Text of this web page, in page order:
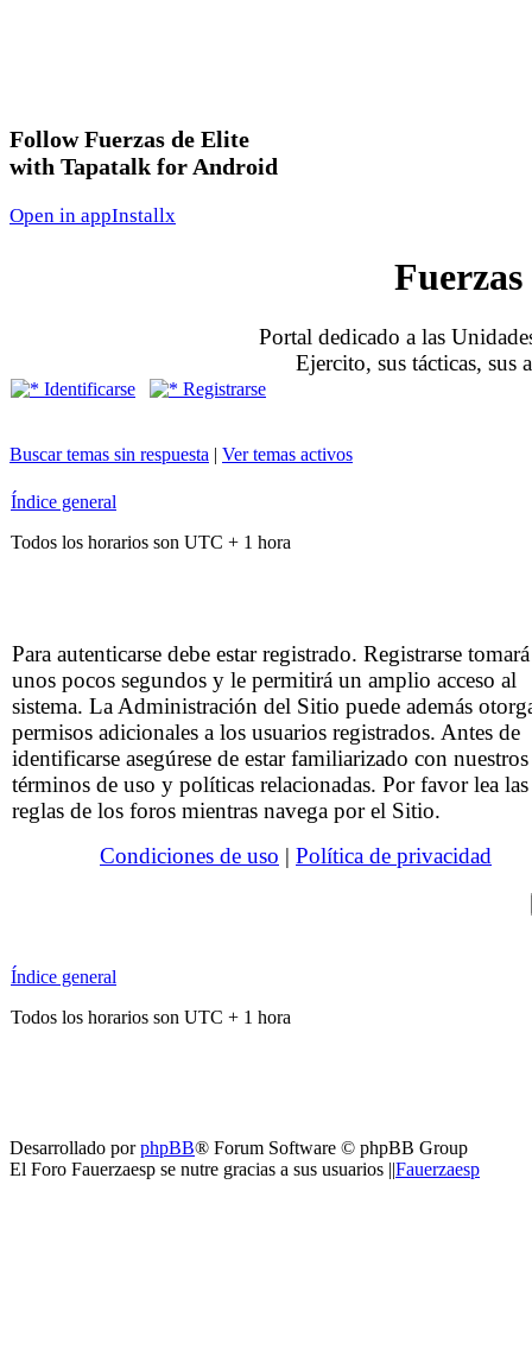
Follow Fuerzas de Elite
with Tapatalk for Android
Open in appInstallx
Portal dedicado a las
Ejercito, sus tácticas, sus
Identificarse Registrarse
Buscar temas sin respuesta | Ver temas activos
Índice general
Todos los horarios son UTC + 1 hora
Para autenticarse debe estar registrado. Registrarse
unos pocos segundos y le permitirá un amplio acceso al
sistema. La Administración del Sitio puede además
permisos adicionales a los usuarios registrados. Antes de
identificarse asegúrese de estar familiarizado con nuestros
términos de uso y políticas relacionadas. Por favor lea las
reglas de los foros mientras navega por el Sitio.
Condiciones de uso | Política de privacidad
Índice general
Todos los horarios son UTC + 1 hora
Desarrollado porphpBB® Forum Software © phpBB Group
El Foro Fauerzaesp se nutre gracias a sus usuarios ||Fauerzaesp